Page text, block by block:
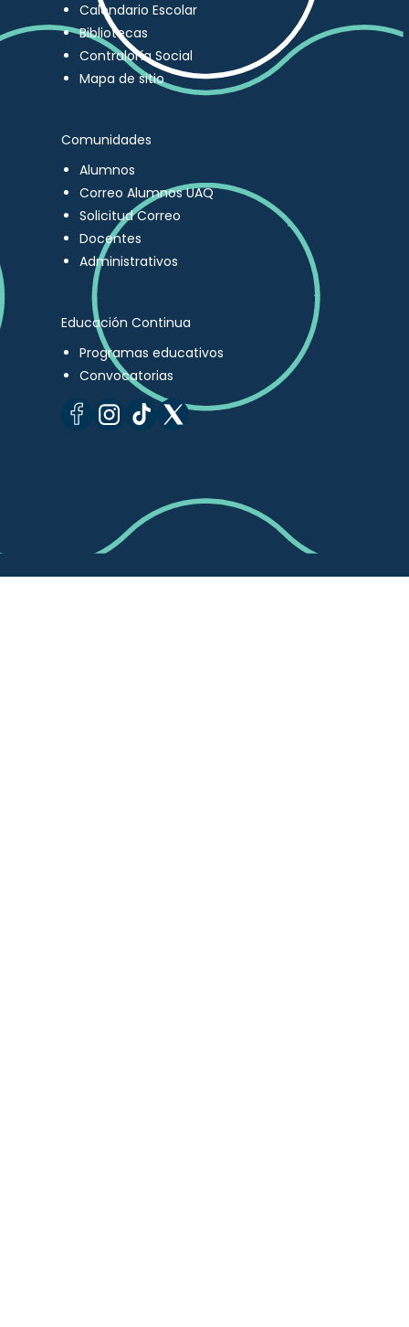
Calendario Escolar
Bibliotecas
Contraloría Social
Mapa de sitio
Comunidades
Alumnos
Correo Alumnos UAQ
Solicitud Correo
Docentes
Administrativos
Educación Continua
Programas educativos
Convocatorias